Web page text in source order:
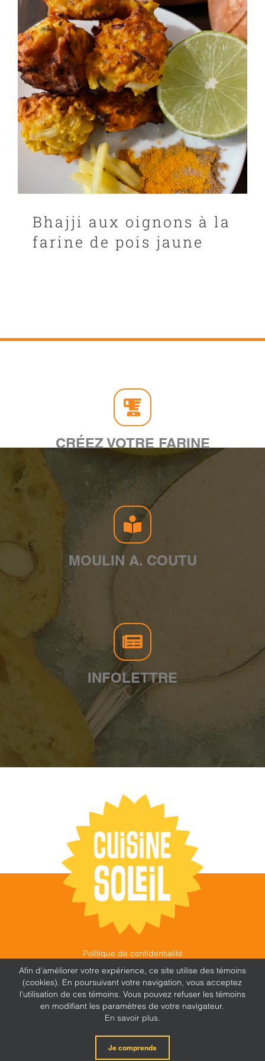
PANIER
EN
Bhajji aux oignons à la
farine de pois jaune
CRÉEZ VOTRE FARINE
MOULIN A. COUTU
INFOLETTRE
Politique de confidentialité
©
CUISINE SOLEIL 2026 |
FEU FOLLET - DESIGN •
WEB • MARKETING
X Facebook
Afin d’améliorer votre expérience, ce site utilise des témoins
(cookies). En poursuivant votre navigation, vous acceptez
l'utilisation de ces témoins. Vous pouvez refuser les témoins
en modifiant les paramètres de votre navigateur.
En savoir plus.
Je comprends